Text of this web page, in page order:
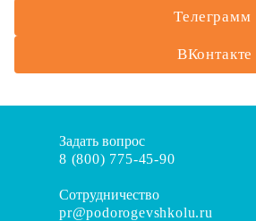
Телеграмм
ВКонтакте
Задать вопрос
8 (800) 775-45-90
Сотрудничество
pr@podorogevshkolu.ru